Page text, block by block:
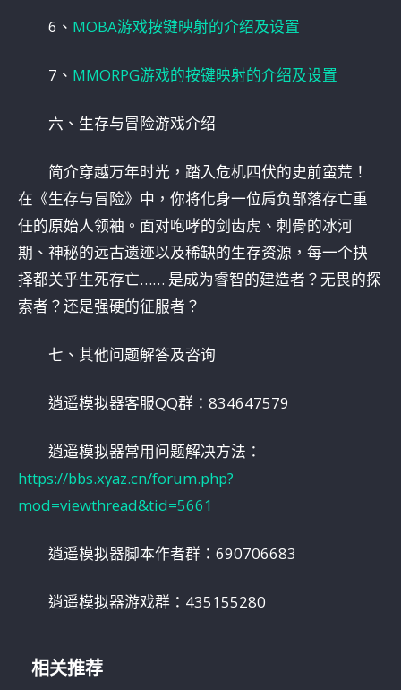
6、 MOBA游戏按键映射的介绍及设置
7、 MMORPG游戏的按键映射的介绍及设置
六、生存与冒险游戏介绍
简介穿越万年时光，踏入危机四伏的史前蛮荒！
在《生存与冒险》中，你将化身一位肩负部落存亡重
任的原始人领袖。面对咆哮的剑齿虎、刺骨的冰河
期、神秘的远古遗迹以及稀缺的生存资源，每一个抉
择都关乎生死存亡…… 是成为睿智的建造者？无畏的探
索者？还是强硬的征服者？
七、其他问题解答及咨询
逍遥模拟器客服QQ群：834647579
逍遥模拟器常用问题解决方法：
https://bbs.xyaz.cn/forum.php?
mod=viewthread&tid=5661
逍遥模拟器脚本作者群：690706683
逍遥模拟器游戏群：435155280
相关推荐